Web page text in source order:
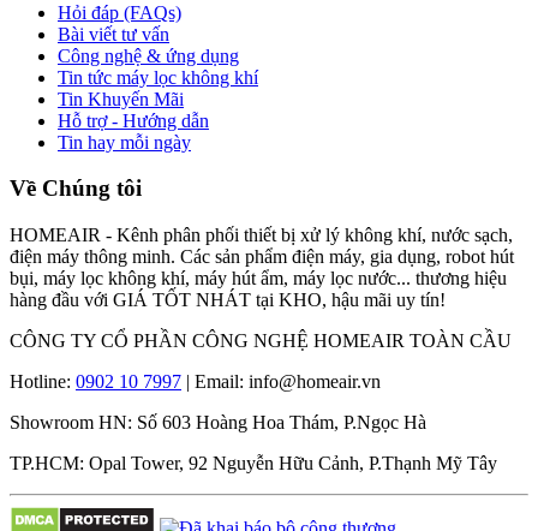
Hỏi đáp (FAQs)
Bài viết tư vấn
Công nghệ & ứng dụng
Tin tức máy lọc không khí
Tin Khuyến Mãi
Hỗ trợ - Hướng dẫn
Tin hay mỗi ngày
Về Chúng tôi
HOMEAIR - Kênh phân phối thiết bị xử lý không khí, nước sạch,
điện máy thông minh. Các sản phẩm điện máy, gia dụng, robot hút
bụi, máy lọc không khí, máy hút ẩm, máy lọc nước... thương hiệu
hàng đầu với GIÁ TỐT NHÁT tại KHO, hậu mãi uy tín!
CÔNG TY CỔ PHẦN CÔNG NGHỆ HOMEAIR TOÀN CẦU
Hotline: 0902 10 7997 | Email: info@homeair.vn
Showroom HN: Số 603 Hoàng Hoa Thám, P.Ngọc Hà
TP.HCM: Opal Tower, 92 Nguyễn Hữu Cảnh, P.Thạnh Mỹ Tây